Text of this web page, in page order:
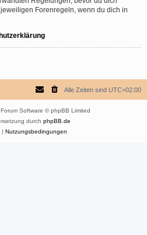
Forenregeln, wenn du dich in
Alle Zeiten sind UTC+02:00
Software © phpBB Limited
durch phpBB.de
| Nutzungsbedingungen